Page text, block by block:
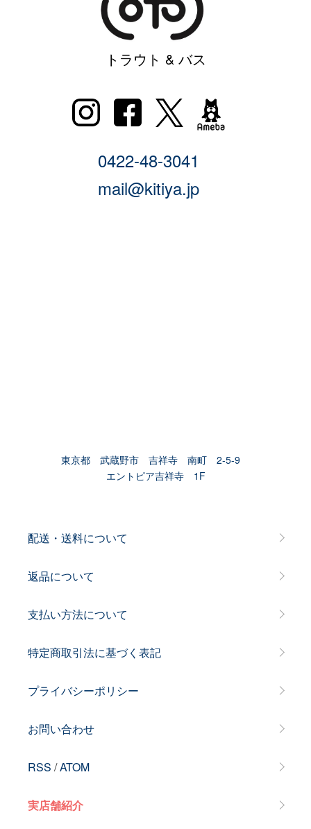
トラウト & バス
0422-48-3041
mail@kitiya.jp
東京都 武蔵野市 吉祥寺 南町 2-5-9
エントピア吉祥寺 1F
配送・送料について
返品について
支払い方法について
特定商取引法に基づく表記
プライバシーポリシー
お問い合わせ
RSS /ATOM
実店舗紹介